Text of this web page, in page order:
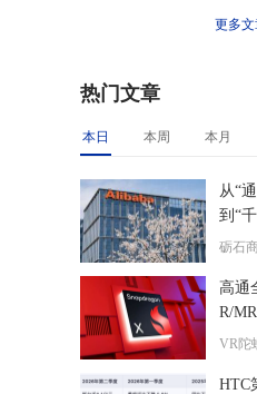
更多
热门文章
本日 本周 本月
从“
到“
阿里
砺石
高通
R/
VR陀
HTC